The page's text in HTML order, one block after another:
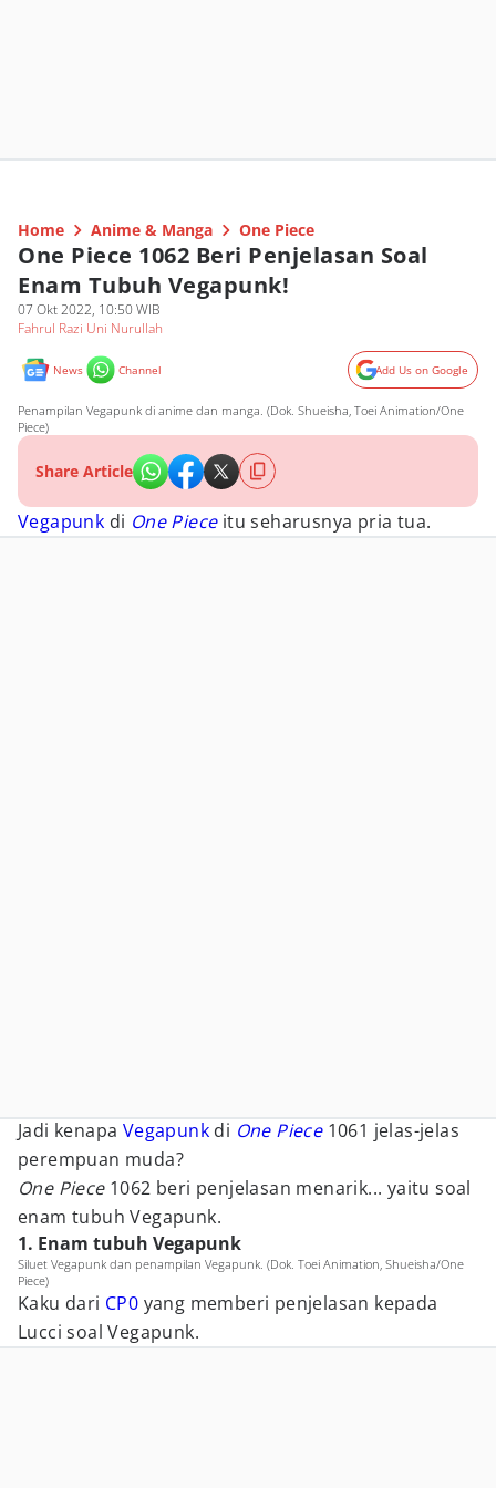
Home Anime & Manga One Piece
One Piece 1062 Beri Penjelasan Soal
Enam Tubuh Vegapunk!
07 Okt 2022, 10:50 WIB
Fahrul Razi Uni Nurullah
News Channel Add Us on Google
Penampilan Vegapunk di anime dan manga. (Dok. Shueisha, Toei Animation/One
Piece)
Share Article
Vegapunk di One Piece itu seharusnya pria tua.
Jadi kenapa Vegapunk di One Piece 1061 jelas-jelas
perempuan muda?
One Piece 1062 beri penjelasan menarik... yaitu soal
enam tubuh Vegapunk.
1. Enam tubuh Vegapunk
Siluet Vegapunk dan penampilan Vegapunk. (Dok. Toei Animation, Shueisha/One
Piece)
Kaku dari CP0 yang memberi penjelasan kepada
Lucci soal Vegapunk.